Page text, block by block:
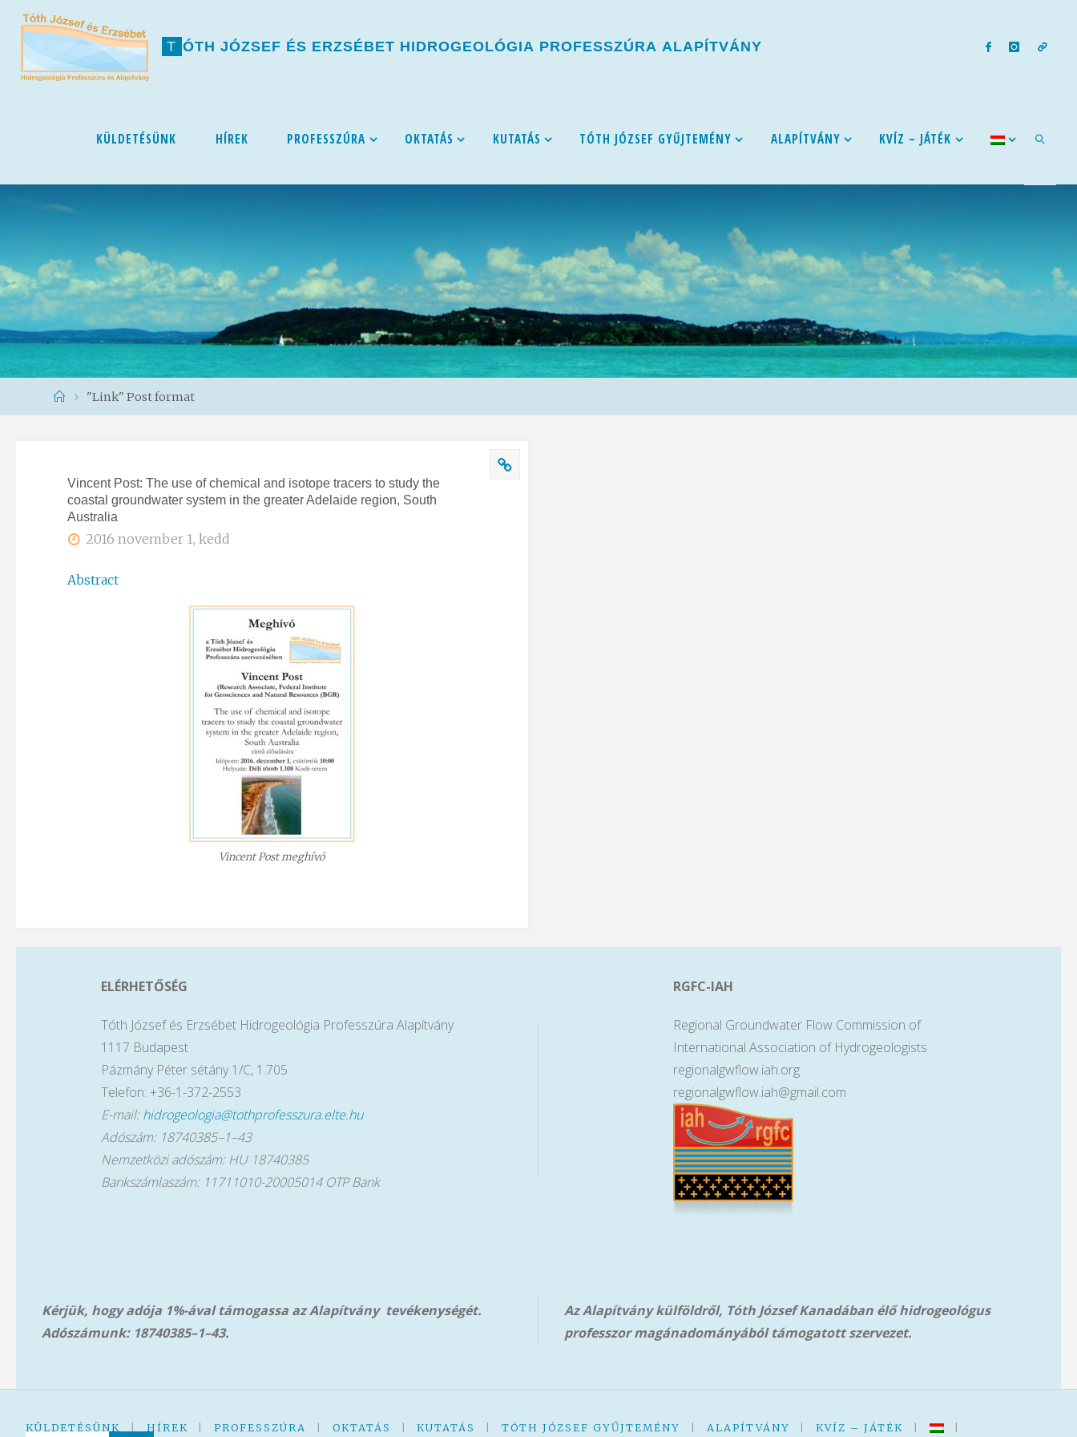
T ÓTH JÓZSEF ÉS ERZSÉBET HIDROGEOLÓGIA PROFESSZÚRA ALAPÍTVÁNY
KÜLDETÉSÜNK HÍREK PROFESSZÚRA OKTATÁS KUTATÁS TÓTH JÓZSEF GYŰJTEMÉNY ALAPÍTVÁNY KVÍZ – JÁTÉK
Home"Link" Post format
Vincent Post: The use of chemical and isotope tracers to study the
coastal groundwater system in the greater Adelaide region, South
Australia
2016 november 1, kedd
Abstract
Vincent Post meghívó
ELÉRHETŐSÉG
Tóth József és Erzsébet Hidrogeológia Professzúra Alapítvány
1117 Budapest
Pázmány Péter sétány 1/C, 1.705
Telefon: +36-1-372-2553
E-mail:hidrogeologia@tothprofesszura.elte.hu
Adószám: 18740385–1–43
Nemzetközi adószám: HU 18740385
Bankszámlaszám: 11711010-20005014 OTP Bank
RGFC-IAH
Regional Groundwater Flow Commission of
International Association of Hydrogeologists
regionalgwflow.iah.org
regionalgwflow.iah@gmail.com
Kérjük, hogy adója 1%-ával támogassa az Alapítvány tevékenységét.
Adószámunk: 18740385–1–43.
Az Alapítvány külföldről, Tóth József Kanadában élő hidrogeológus
professzor magánadományából támogatott szervezet.
KÜLDETÉSÜNK HÍREK PROFESSZÚRA OKTATÁS KUTATÁS TÓTH JÓZSEF GYŰJTEMÉNY ALAPÍTVÁNY KVÍZ – JÁTÉK